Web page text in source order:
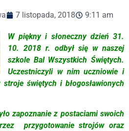
7 listopada, 2018 9:11 am
W piękny i słoneczny dzień 31.
10. 2018 r. odbył się w naszej
szkole Bal Wszystkich Świętych.
Uczestniczyli w nim uczniowie i
świętych i błogosławionych
zapoznanie z postaciami swoich
przygotowanie strojów oraz